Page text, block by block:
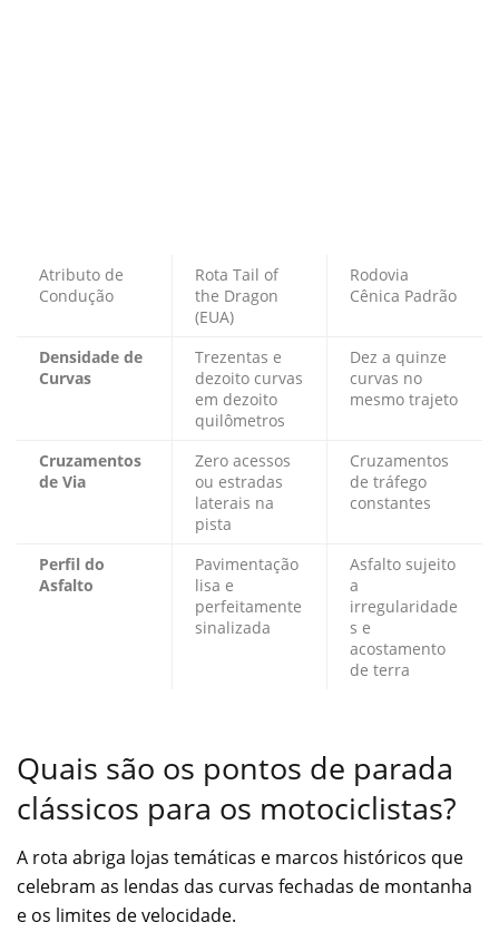
Atributo de
Condução
Rota Tail of
the Dragon
(EUA)
Rodovia
Cênica Padrão
Densidade de
Curvas
Trezentas e
dezoito curvas
em dezoito
quilômetros
Dez a quinze
curvas no
mesmo trajeto
Cruzamentos
de Via
Zero acessos
ou estradas
laterais na
pista
Cruzamentos
de tráfego
constantes
Perfil do
Asfalto
Pavimentação
lisa e
perfeitamente
sinalizada
Asfalto sujeito
a
irregularidade
s e
acostamento
de terra
Quais são os pontos de parada
clássicos para os motociclistas?
A rota abriga lojas temáticas e marcos históricos que
celebram as lendas das curvas fechadas de montanha
e os limites de velocidade.